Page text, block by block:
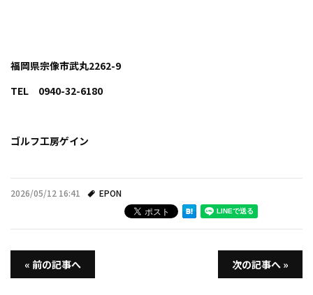
福岡県宗像市武丸2262-9
TEL 0940-32-6180
ゴルフ工房ゲイン
2026/05/12 16:41 EPON
« 前の記事へ 次の記事へ »